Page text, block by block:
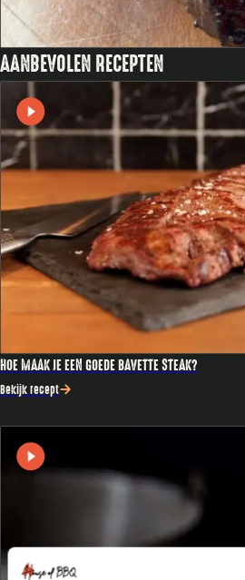
AANBEVOLEN RECEPTEN
HOE MAAK JE EEN GOEDE BAVETTE STEAK?
Bekijk recept